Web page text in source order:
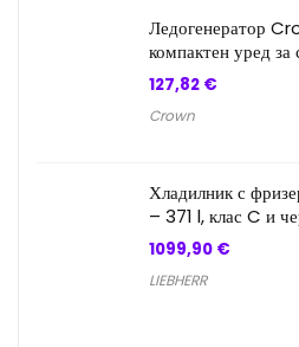
Ледогенератор
компактен уред
127,82 €
Crown
Хладилник с
– 371 l, клас C и
1099,90 €
LIEBHERR